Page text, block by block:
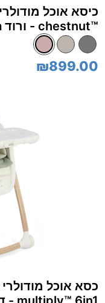
chestnut™‎ - ורוד Lola
₪899.00